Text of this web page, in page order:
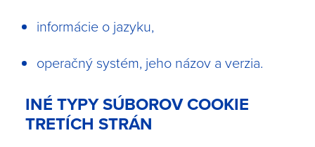
informácie o jazyku,
operačný systém, jeho názov a verzia.
INÉ TYPY SÚBOROV COOKIE
TRETÍCH STRÁN